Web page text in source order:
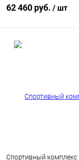
62 460 руб. / шт
Спортивный комплекс